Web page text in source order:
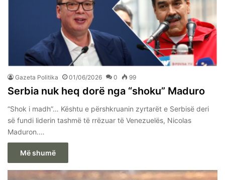
Gazeta Politika 01/06/2026 0 99
Serbia nuk heq dorë nga “shoku” Maduro
“Shok i madh”… Kështu e përshkruanin zyrtarët e Serbisë deri
së fundi liderin tashmë të rrëzuar të Venezuelës, Nicolas
Maduron.…
Më shumë